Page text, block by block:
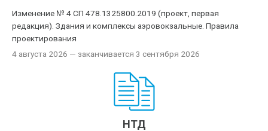
Изменение № 4 СП 478.1325800.2019 (проект, первая
редакция). Здания и комплексы аэровокзальные. Правила
проектирования
4 августа 2026 — заканчивается 3 сентября 2026
НТД